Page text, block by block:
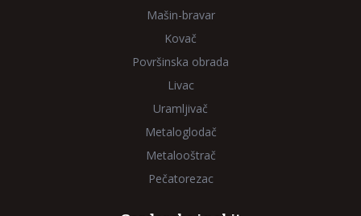
Mašin-bravar
Kovač
Površinska obrada
Livac
Uramljivač
Metaloglodač
Metalooštrač
Pečatorezac